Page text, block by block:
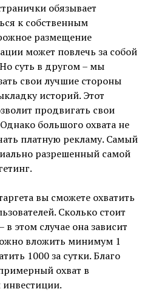
обязывает
к собственным
размещение
может повлечь за собой
суть в другом – мы
свои лучшие стороны
историй. Этот
продвигать свои
большого охвата не
платную рекламу. Самый
разрешенный самой
вы сможете охватить
Сколько стоит
в этом случае она зависит
вложить минимум 1
1000 за сутки. Благо
охват в
инвестиции.